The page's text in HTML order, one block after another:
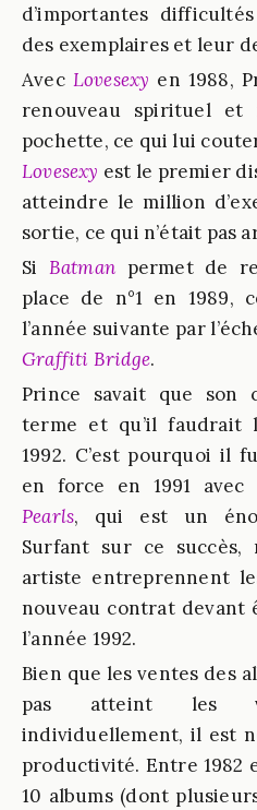
d’importantes
des exemplaires et leur
Avec Lovesexy en 1988,
renouveau spirituel
pochette, ce qui lui
Lovesexy est le premier
atteindre le million
sortie, ce qui n’était pas
Si Batman permet de
place de n°1 en 1989,
l’année suivante par
Graffiti Bridge.
Prince savait que son
terme et qu’il faudrait
1992. C’est pourquoi il
en force en 1991 avec
Pearls, qui est un
Surfant sur ce succès,
artiste entreprennent
nouveau contrat devant
l’année 1992.
Bien que les ventes des
pas atteint les
individuellement, il est
productivité. Entre 1982
10 albums (dont